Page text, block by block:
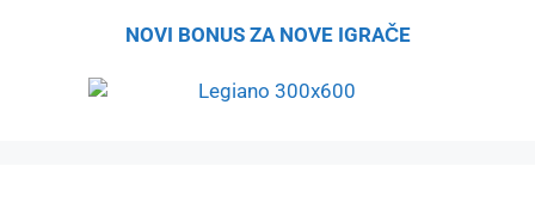
NOVI BONUS ZA NOVE IGRAČE